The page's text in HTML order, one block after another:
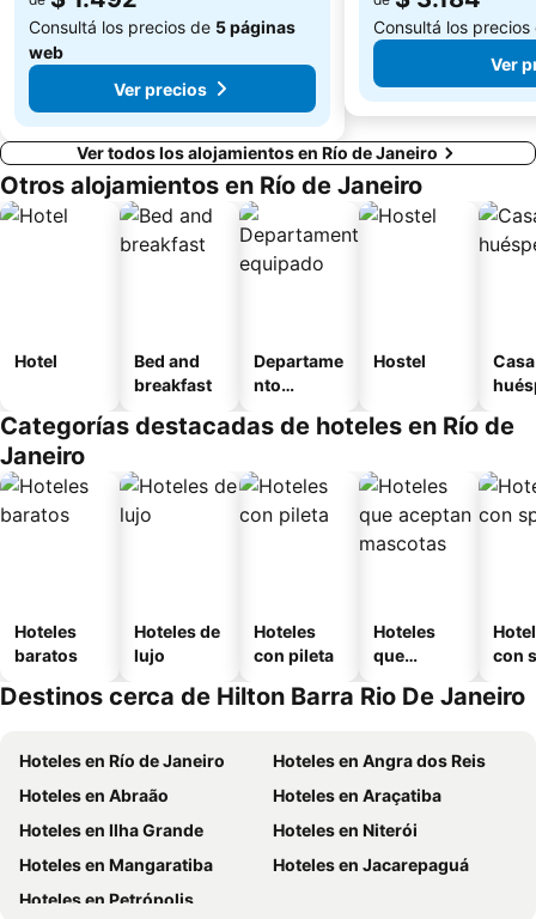
Consultá los precios de 5 páginas
web
Ver precios
Consultá los
Ver
Ver todos los alojamientos en Río de Janeiro
Otros alojamientos en Río de Janeiro
Hotel
Bed and
breakfast
Departame
nto
Hostel
Categorías destacadas de hoteles en Río de
Janeiro
Hoteles
baratos
Hoteles de
lujo
Hoteles
con pileta
Hoteles
que
mascotas
con
Destinos cerca de Hilton Barra Rio De Janeiro
Hoteles en Río de Janeiro
Hoteles en Angra dos Reis
Hoteles en Abraão
Hoteles en Araçatiba
Hoteles en Ilha Grande
Hoteles en Niterói
Hoteles en Mangaratiba
Hoteles en Jacarepaguá
Hoteles en Petrópolis